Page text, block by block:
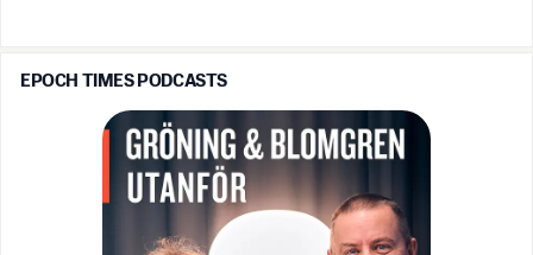
EPOCH TIMES PODCASTS